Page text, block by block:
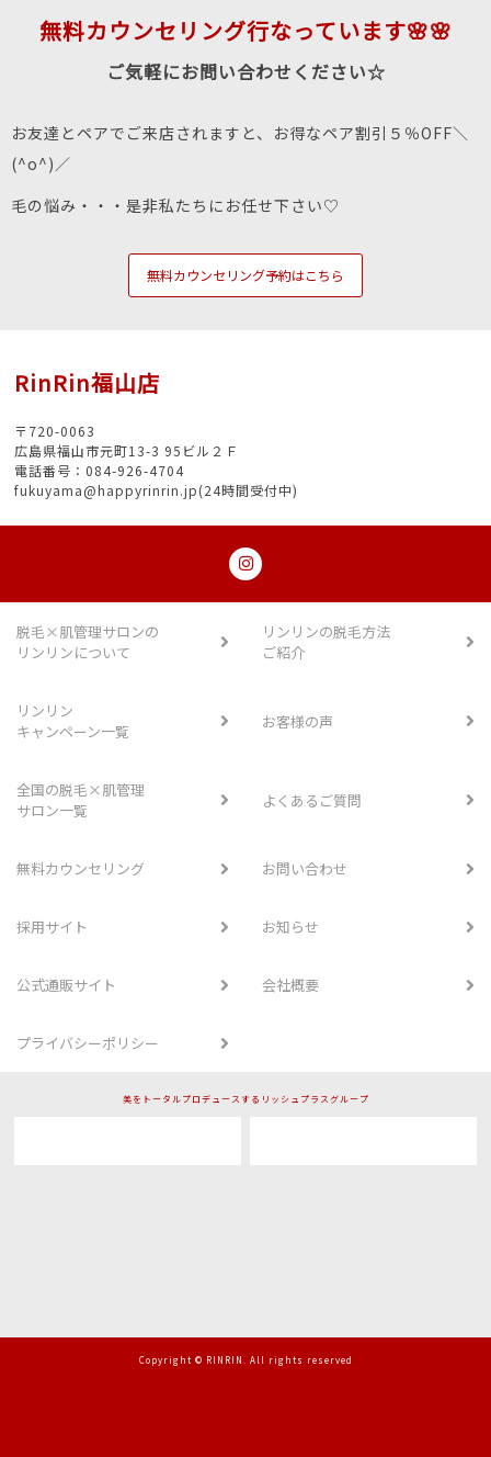
無料カウンセリング行なっています🌸🌸
ご気軽にお問い合わせください☆
お友達とペアでご来店されますと、お得なペア割引５％OFF＼
(^o^)／
毛の悩み・・・是非私たちにお任せ下さい♡
無料カウンセリング予約はこちら
RinRin福山店
〒720-0063
広島県福山市元町13-3 95ビル２Ｆ
電話番号：084-926-4704
fukuyama@happyrinrin.jp(24時間受付中)
脱毛×肌管理サロンの
リンリンについて
リンリンの脱毛方法
ご紹介
リンリン
キャンペーン一覧
お客様の声
全国の脱毛×肌管理
サロン一覧
よくあるご質問
無料カウンセリング お問い合わせ
採用サイト お知らせ
公式通販サイト 会社概要
プライバシーポリシー
美をトータルプロデュースするリッシュプラスグループ
Copyright © RINRIN. All rights reserved